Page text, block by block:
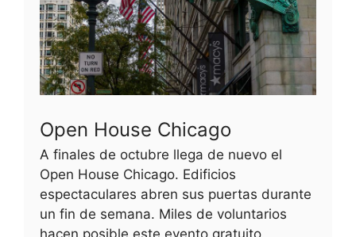
Open House Chicago
A finales de octubre llega de nuevo el
Open House Chicago. Edificios
espectaculares abren sus puertas durante
un fin de semana. Miles de voluntarios
hacen posible este evento gratuito